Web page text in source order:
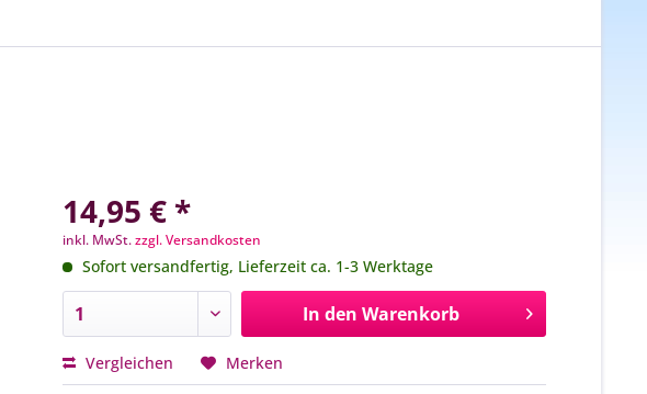
14,95 € *
inkl. MwSt.zzgl. Versandkosten
Sofort versandfertig, Lieferzeit ca. 1-3 Werktage
In den Warenkorb
Vergleichen Merken